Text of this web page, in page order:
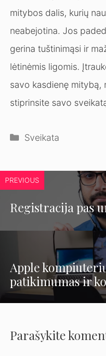
mitybos dalis, kurių
neabejotina. Jos
gerina tuštinimąsi ir
lėtinėmis ligomis.
savo kasdienę mitybą,
stiprinsite savo
Kategorijos
Sveikata
PREVIOUS
Registracija pas
Apple
patikimumas ir
Parašykite